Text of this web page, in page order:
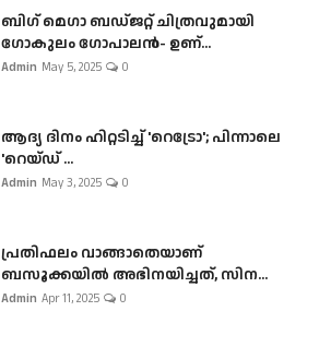
ബി​ഗ് മെഗാ ബഡ്ജറ്റ് ചിത്രവുമായി
ഗോകുലം ഗോപാലൻ- ഉണ്...
Admin May 5, 2025 0
ആദ്യ ദിനം ഹിറ്റടിച്ച് 'റെട്രോ'; പിന്നാലെ
'റെയ്ഡ് ...
Admin May 3, 2025 0
പ്രതിഫലം വാങ്ങാതെയാണ്
ബസൂക്കയില്‍ അഭിനയിച്ചത്, സിന...
Admin Apr 11, 2025 0